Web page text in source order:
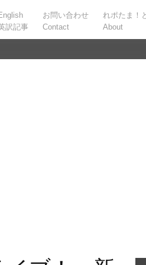
訳記事
お問い合わせ
Contact
れポたま！
About